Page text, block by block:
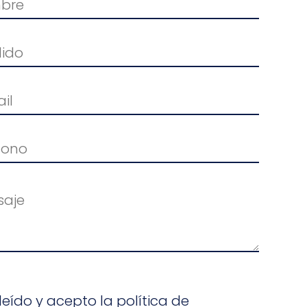
y acepto la política de